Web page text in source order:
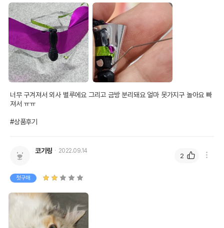
너무 구겨져서 외사 별루에요 그리고 금방 분리돼요 얼마 못가지구 놀아요 빠
져서 ㅠㅠ
#상품후기
코기링 2022.09.14
첫구매
2